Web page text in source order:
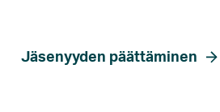
Jäsenyyden päättäminen